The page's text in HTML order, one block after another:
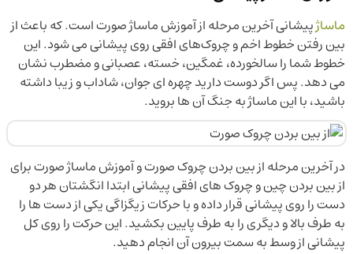
ماساژپیشانی آخرین مرحله از آموزش ماساژ صورت است. که باعث از
بین رفتن خطوط اخم و چروک‌های افقی روی پیشانی می شود. این
خطوط شما را سالخورده، غمگین، خسته، عصبانی و مضطرب نشان
می دهد. پس اگر دوست دارید چهره ای جوان، شاداب و زیبا داشته
باشید، با این ماساژ به جنگ آن ها بروید.
در آخرین مرحله از بین بردن چروک صورت و آموزش ماساژ صورت برای
از بین بردن چین و چروک های افقی پیشانی ابتدا انگشتان هر دو
دست را روی پیشانی قرار داده و با حرکات زیگزاگی یکی از دست ها را
به طرف بالا و دیگری را به طرف پایین بکشید. این حرکت را روی کل
پیشانی از وسط به سمت بیرون آن انجام دهید.